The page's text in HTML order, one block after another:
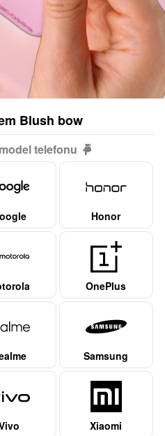
Blush bow
telefonu
Honor
OnePlus
Samsung
Xiaomi